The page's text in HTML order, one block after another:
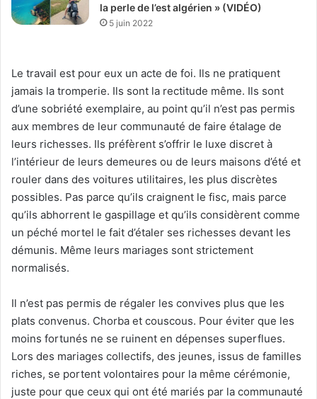
la perle de l’est algérien » (VIDÉO)
5 juin 2022
Le travail est pour eux un acte de foi. Ils ne pratiquent
jamais la tromperie. Ils sont la rectitude même. Ils sont
d’une sobriété exemplaire, au point qu’il n’est pas permis
aux membres de leur communauté de faire étalage de
leurs richesses. Ils préfèrent s’offrir le luxe discret à
l’intérieur de leurs demeures ou de leurs maisons d’été et
rouler dans des voitures utilitaires, les plus discrètes
possibles. Pas parce qu’ils craignent le fisc, mais parce
qu’ils abhorrent le gaspillage et qu’ils considèrent comme
un péché mortel le fait d’étaler ses richesses devant les
démunis. Même leurs mariages sont strictement
normalisés.
Il n’est pas permis de régaler les convives plus que les
plats convenus. Chorba et couscous. Pour éviter que les
moins fortunés ne se ruinent en dépenses superflues.
Lors des mariages collectifs, des jeunes, issus de familles
riches, se portent volontaires pour la même cérémonie,
juste pour que ceux qui ont été mariés par la communauté